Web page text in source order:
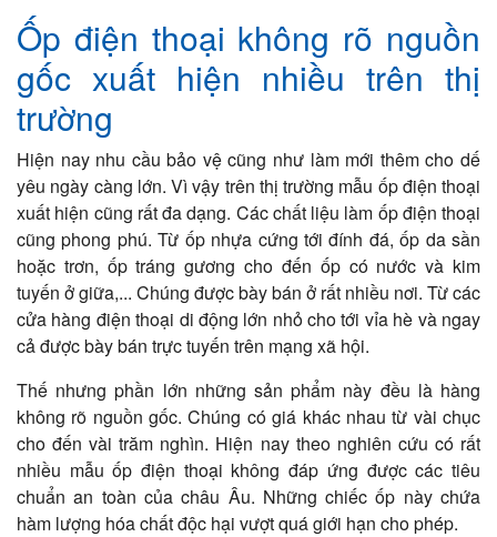
Ốp điện thoại không rõ nguồn
gốc xuất hiện nhiều trên thị
trường
Hiện nay nhu cầu bảo vệ cũng như làm mới thêm cho dế
yêu ngày càng lớn. Vì vậy trên thị trường mẫu ốp điện thoại
xuất hiện cũng rất đa dạng. Các chất liệu làm ốp điện thoại
cũng phong phú. Từ ốp nhựa cứng tới đính đá, ốp da sần
hoặc trơn, ốp tráng gương cho đến ốp có nước và kim
tuyến ở giữa,... Chúng được bày bán ở rất nhiều nơi. Từ các
cửa hàng điện thoại di động lớn nhỏ cho tới vỉa hè và ngay
cả được bày bán trực tuyến trên mạng xã hội.
Thế nhưng phần lớn những sản phẩm này đều là hàng
không rõ nguồn gốc. Chúng có giá khác nhau từ vài chục
cho đến vài trăm nghìn. Hiện nay theo nghiên cứu có rất
nhiều mẫu ốp điện thoại không đáp ứng được các tiêu
chuẩn an toàn của châu Âu. Những chiếc ốp này chứa
hàm lượng hóa chất độc hại vượt quá giới hạn cho phép.